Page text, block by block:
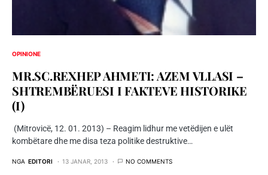
OPINIONE
MR.SC.REXHEP AHMETI: AZEM VLLASI –
SHTREMBËRUESI I FAKTEVE HISTORIKE
(I)
(Mitrovicë, 12. 01. 2013) – Reagim lidhur me vetëdijen e ulët
kombëtare dhe me disa teza politike destruktive…
NGA EDITORI 13 JANAR, 2013 NO COMMENTS